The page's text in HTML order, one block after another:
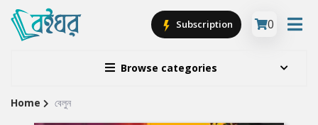
Browse categories
Subscription 0
Site
Home বেলুন